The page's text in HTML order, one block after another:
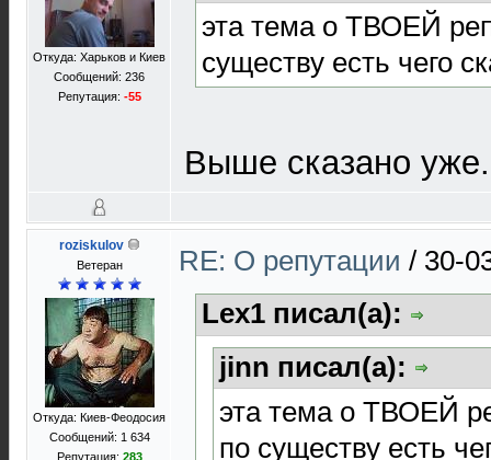
Откуда: Харьков и Киев
Сообщений: 236
Репутация: -55
эта тема о ТВОЕЙ
существу есть чего
Выше сказано уже.
roziskulov
Ветеран
Откуда: Киев-Феодосия
Сообщений: 1 634
Репутация: 283
RE: О репутации / 30-
Lex1 писал(а):
jinn писал(а):
эта тема о ТВОЕЙ
по существу есть